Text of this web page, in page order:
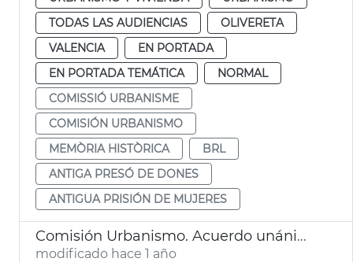
TODAS LAS AUDIENCIAS
OLIVERETA
VALENCIA
EN PORTADA
EN PORTADA TEMÁTICA
NORMAL
COMISSIÓ URBANISME
COMISIÓN URBANISMO
MEMÒRIA HISTÒRICA
BRL
ANTIGA PRESÓ DE DONES
ANTIGUA PRISIÓN DE MUJERES
Comisión Urbanismo. Acuerdo unánime Albufera reserva Biosfera
modificado hace 1 año